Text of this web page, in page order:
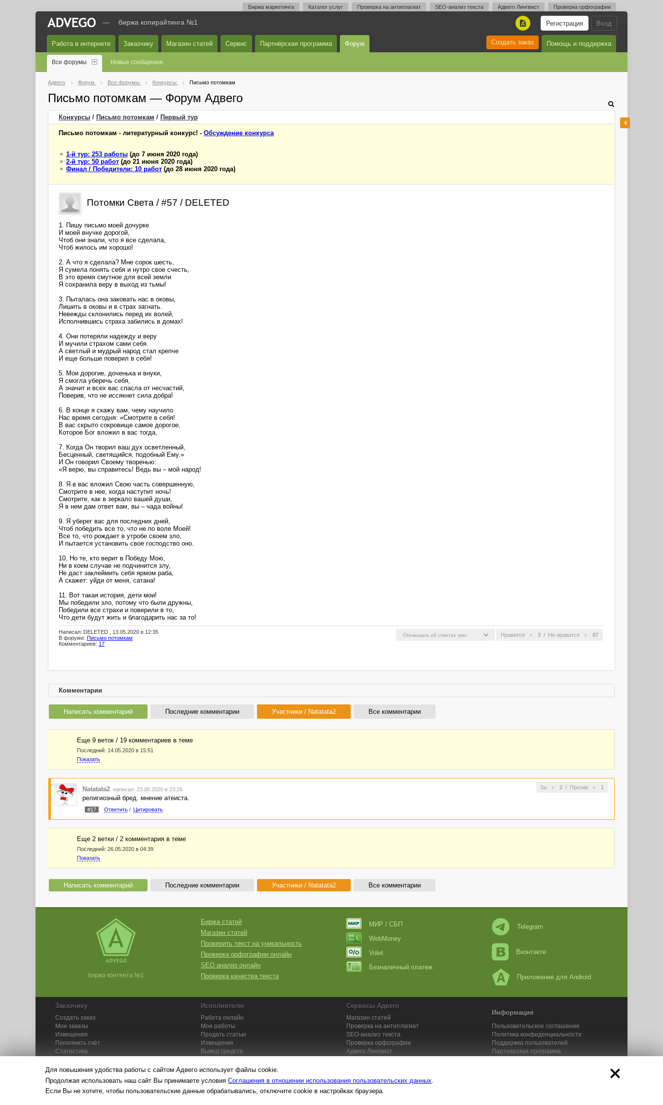
Биржа маркетинга Каталог услуг Проверка на антиплагиат SEO-анализ текста Адвего Лингвист Проверка орфографии
Вход
Регистрация
A
— биржа копирайтинга №1
Работа в интернете Заказчику Магазин статей Сервис Партнёрская программа Форум Помощь и поддержка
Создать заказ
Все форумы Новые сообщения
Адвего Форум Все форумы Конкурсы Письмо потомкам
Письмо потомкам — Форум Адвего
Конкурсы / Письмо потомкам / Первый тур
Письмо потомкам - литературный конкурс! - Обсуждение конкурса
1-й тур: 253 работы (до 7 июня 2020 года)
2-й тур: 50 работ (до 21 июня 2020 года)
Финал / Победители: 10 работ (до 28 июня 2020 года)
Потомки Света / #57 / DELETED
1. Пишу письмо моей дочурке
И моей внучке дорогой,
Чтоб они знали, что я все сделала,
Чтоб жилось им хорошо!
2. А что я сделала? Мне сорок шесть,
Я сумела понять себя и нутро свое счесть,
В это время смутное для всей земли
Я сохранила веру в выход из тьмы!
3. Пыталась она заковать нас в оковы,
Лишить в оковы и в страх загнать.
Невежды склонились перед их волей,
Исполнившись страха забились в домах!
4. Они потеряли надежду и веру
И мучили страхом сами себя.
А светлый и мудрый народ стал крепче
И еще больше поверил в себя!
5. Мои дорогие, доченька и внуки,
Я смогла уберечь себя,
А значит и всех вас спасла от несчастий,
Поверив, что не иссякнет сила добра!
6. В конце я скажу вам, чему научило
Нас время сегодня: «Смотрите в себя!
В вас скрыто сокровище самое дорогое,
Которое Бог вложил в вас тогда,
7. Когда Он творил ваш дух осветленный,
Бесценный, светящийся, подобный Ему.»
И Он говорил Своему творенью:
«Я верю, вы справитесь! Ведь вы – мой народ!
8. Я в вас вложил Свою часть совершенную,
Смотрите в нее, когда наступит ночь!
Смотрите, как в зеркало вашей души,
Я в нем дам ответ вам, вы – чада войны!
9. Я уберег вас для последних дней,
Чтоб победить все то, что не по воле Моей!
Все то, что рождает в утробе своем зло,
И пытается установить свое господство оно.
10. Но те, кто верит в Победу Мою,
Ни в коем случае не подчинится злу,
Не даст заклеймить себя ярмом раба,
А скажет: уйди от меня, сатана!
11. Вот такая история, дети мои!
Мы победили зло, потому что были дружны,
Победили все страхи и поверили в то,
Что дети будут жить и благодарить нас за то!
Нравится 3 / Не нравится 87
Написал: DELETED , 13.05.2020 в 12:35
В форуме: Письмо потомкам
Комментариев: 17
Комментарии
Написать комментарий Последние комментарии Участники / Natatata2 Все комментарии
Еще 9 веток / 19 комментариев в темe
Последний: 14.05.2020 в 15:51
Показать
За 2/ Против 1
Natatata2 написал 23.05.2020 в 23:26
религиозный бред. мнение атеиста.
#17 Ответить/ Цитировать
Еще 2 ветки / 2 комментария в темe
Последний: 26.05.2020 в 04:39
Показать
Написать комментарий Последние комментарии Участники / Natatata2 Все комментарии
биржа контента №1
Биржа статей
Магазин статей
Проверить текст на уникальность
Проверка орфографии онлайн
SEO анализ онлайн
Проверка качества текста
МИР / СБП
WebMoney
Volet
Безналичный платеж
Telegram
Вконтакте
Приложение для Android
Заказчику
Создать заказ
Мои заказы
Извещения
Пополнить счёт
Статистика
Исполнителю
Работа онлайн
Мои работы
Продать статью
Извещения
Вывод средств
Сервисы Адвего
Магазин статей
Проверка на антиплагиат
SEO-анализ текста
Проверка орфографии
Адвего Лингвист
Информация
Пользовательское соглашение
Политика конфиденциальности
Поддержка пользователей
Партнерская программа
© Адвего — биржа контента №1. Копирайтинг, рерайтинг, переводы,работа на дому
Для повышения удобства работы с сайтом Адвего использует файлы cookie.
Продолжая использовать наш сайт Вы принимаете условия Соглашения в отношении использования пользовательских данных
Если Вы не хотите, чтобы пользовательские данные обрабатывались, отключите cookie в настройках браузера.